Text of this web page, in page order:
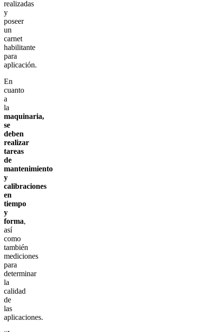
realizadas
y
poseer
un
carnet
habilitante
para
aplicación.
En
cuanto
a
la
maquinaria,
se
deben
realizar
tareas
de
mantenimiento
y
calibraciones
en
tiempo
y
forma,
así
como
también
mediciones
para
determinar
la
calidad
de
las
aplicaciones.